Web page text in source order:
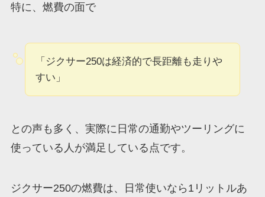
特に、燃費の面で
「ジクサー250は経済的で長距離も走りや
すい」
との声も多く、実際に日常の通勤やツーリングに
使っている人が満足している点です。
ジクサー250の燃費は、日常使いなら1リットルあ